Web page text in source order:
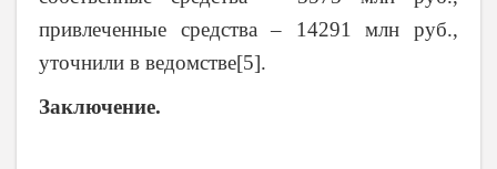
привлеченные средства – 14291 млн руб.,
уточнили в ведомстве[5].
Заключение.